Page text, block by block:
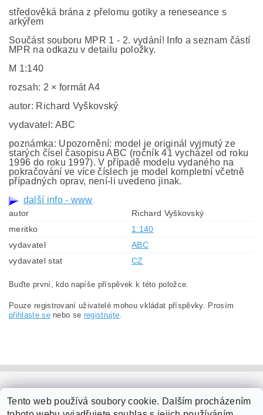
středověká brána z přelomu gotiky a reneseance s
arkýřem
Součást souboru MPR 1 - 2. vydání! Info a seznam částí
MPR na odkazu v detailu položky.
M 1:140
rozsah: 2 × formát A4
autor: Richard Vyškovský
vydavatel: ABC
poznámka: Upozornění: model je originál vyjmutý ze
starých čísel časopisu ABC (ročník 41 vycházel od roku
1996 do roku 1997). V případě modelu vydaného na
pokračování ve více číslech je model kompletní včetně
případných oprav, není-li uvedeno jinak.
další info - www
autor
Richard Vyškovský
meritko
1:140
vydavatel
ABC
vydavatel stat
CZ
Buďte první, kdo napíše příspěvek k této položce.
Pouze registrovaní uživatelé mohou vkládat příspěvky. Prosím
přihlaste senebo se registrujte
Tento web používá soubory cookie. Dalším procházením